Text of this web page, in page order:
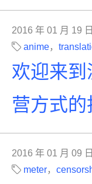
2016 年 01 月 19
anime，
欢迎来
营方式的
2016 年 01 月 09
meter，